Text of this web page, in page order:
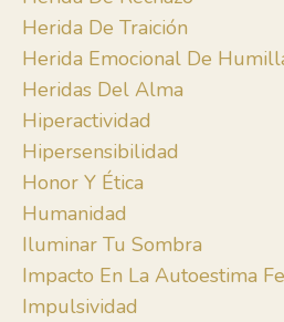
Herida De Traición
Herida Emocional De
Heridas Del Alma
Hiperactividad
Hipersensibilidad
Honor Y Ética
Humanidad
Iluminar Tu Sombra
Impacto En La Autoestima
Impulsividad